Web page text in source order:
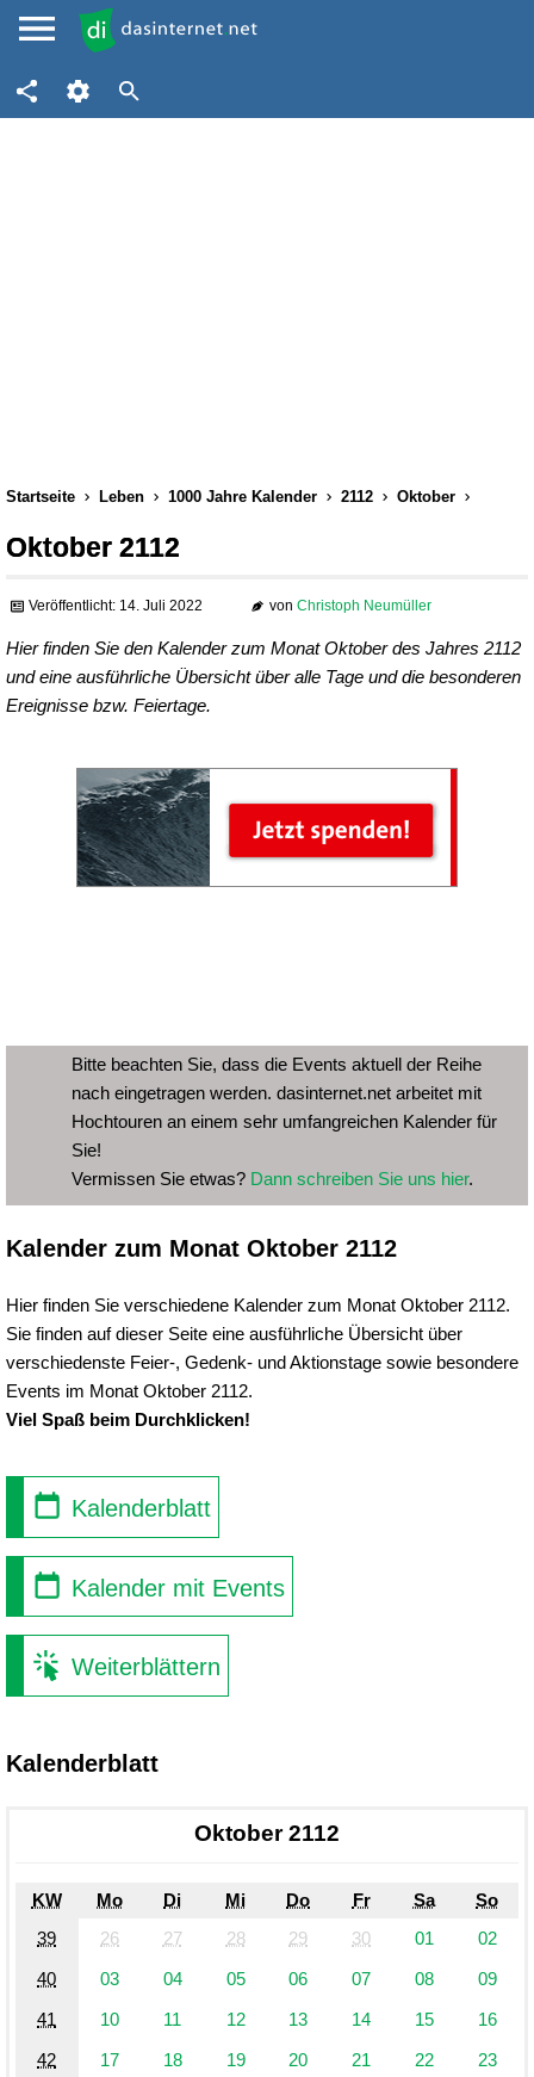
Startseite Leben 1000 Jahre Kalender 2112 Oktober
Oktober 2112
Veröffentlicht: 14. Juli 2022 von Christoph Neumüller
Hier finden Sie den Kalender zum Monat Oktober des Jahres 2112
und eine ausführliche Übersicht über alle Tage und die besonderen
Ereignisse bzw. Feiertage.
Bitte beachten Sie, dass die Events aktuell der Reihe
nach eingetragen werden. dasinternet.net arbeitet mit
Hochtouren an einem sehr umfangreichen Kalender für
Sie!
Vermissen Sie etwas? Dann schreiben Sie uns hier.
Kalender zum Monat Oktober 2112
Hier finden Sie verschiedene Kalender zum Monat Oktober 2112.
Sie finden auf dieser Seite eine ausführliche Übersicht über
verschiedenste Feier-, Gedenk- und Aktionstage sowie besondere
Events im Monat Oktober 2112.
Viel Spaß beim Durchklicken!
Kalenderblatt
Kalender mit Events
Weiterblättern
Kalenderblatt
Oktober 2112
KW Mo Di Mi Do Fr Sa
So
39
26 27 28 29 30 01
02
40
03 04 05 06 07 08
09
41
10 11 12 13 14 15
16
42
17 18 19 20 21 22
23